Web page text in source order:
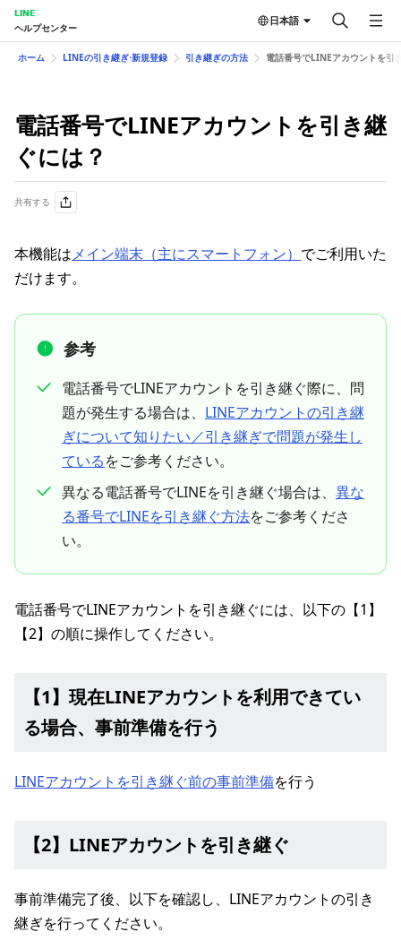
LINE
ヘルプセンター
日本語
ホーム LINEの引き継ぎ⋅新規登録 引き継ぎの方法 電話番号でLINEアカウントを引
電話番号でLINEアカウントを引き継
ぐには？
共有する
本機能はメイン端末（主にスマートフォン） でご利用いた
だけます。
参考
電話番号でLINEアカウントを引き継ぐ際に、問
題が発生する場合は、 LINEアカウントの引き継
ぎについて知りたい／引き継ぎで問題が発生し
ているをご参考ください。
異なる電話番号でLINEを引き継ぐ場合は、 異な
る番号でLINEを引き継ぐ方法をご参考くださ
い。
電話番号でLINEアカウントを引き継ぐには、以下の【1】
【2】の順に操作してください。
【1】現在LINEアカウントを利用できてい
る場合、事前準備を行う
LINEアカウントを引き継ぐ前の事前準備を行う
【2】LINEアカウントを引き継ぐ
事前準備完了後、以下を確認し、LINEアカウントの引き
継ぎを行ってください。